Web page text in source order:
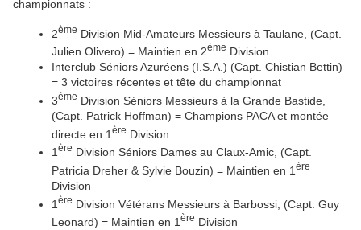
championnats :
2ème Division Mid-Amateurs Messieurs à Taulane, (Capt.
Julien Olivero) = Maintien en 2ème Division
Interclub Séniors Azuréens (I.S.A.) (Capt. Chistian Bettin)
= 3 victoires récentes et tête du championnat
3ème Division Séniors Messieurs à la Grande Bastide,
(Capt. Patrick Hoffman) = Champions PACA et montée
directe en 1 ère Division
1ère Division Séniors Dames au Claux-Amic, (Capt.
Patricia Dreher & Sylvie Bouzin) = Maintien en 1 ère
Division
1 ère Division Vétérans Messieurs à Barbossi, (Capt. Guy
Leonard) = Maintien en 1ère Division